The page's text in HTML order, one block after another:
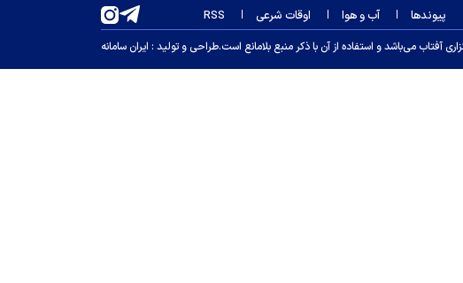
جهانی کاهش یافت
ساپینتو: برابر سالزبورگ باید بی‌نقص
باشیم
پیوندها آب و هوا اوقات شرعی RSS
می‌باشد و استفاده از آن با ذکر منبع بلامانع است.طراحی و تولید : ایران سامانه